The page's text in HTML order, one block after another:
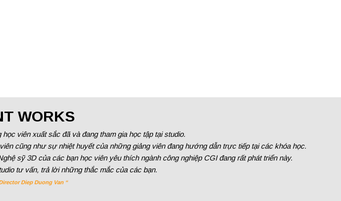
WORKS
viên xuất sắc đã và đang tham gia học tập tại studio.
cũng như sự nhiệt huyết của những giảng viên đang hướng dẫn trực tiếp tại các khóa học.
sỹ 3D của các bạn học viên yêu thích ngành công nghiệp CGI đang rất phát triển này.
tư vấn, trả lời những thắc mắc của các bạn.
Diep Duong Van “